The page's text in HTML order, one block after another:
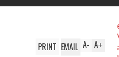
A+
A-
PRINT EMAIL